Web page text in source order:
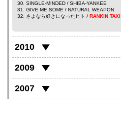
30. SINGLE-MINDED / SHIBA-YANKEE
31. GIVE ME SOME / NATURAL WEAPON
32. さよなら好きになったヒト / RANKIN TAXI
2010
2009
2007